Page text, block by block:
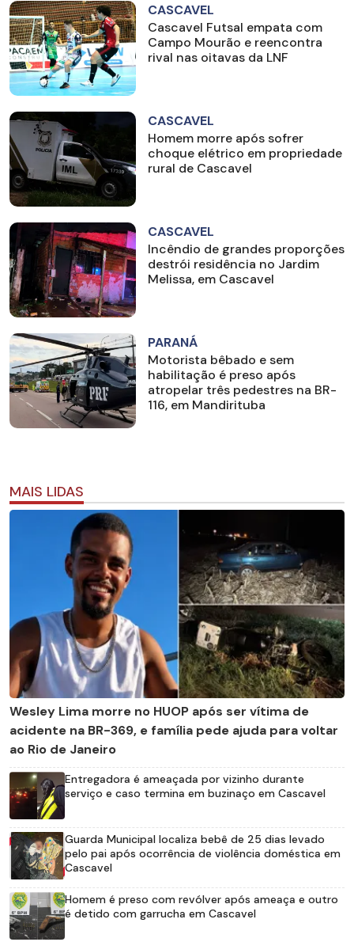
CASCAVEL
Cascavel Futsal empata com
Campo Mourão e reencontra
rival nas oitavas da LNF
CASCAVEL
Homem morre após sofrer
choque elétrico em propriedade
rural de Cascavel
CASCAVEL
Incêndio de grandes proporções
destrói residência no Jardim
Melissa, em Cascavel
PARANÁ
Motorista bêbado e sem
habilitação é preso após
atropelar três pedestres na BR-
116, em Mandirituba
MAIS LIDAS
Wesley Lima morre no HUOP após ser vítima de
acidente na BR-369, e família pede ajuda para voltar
ao Rio de Janeiro
Entregadora é ameaçada por vizinho durante
serviço e caso termina em buzinaço em Cascavel
Guarda Municipal localiza bebê de 25 dias levado
pelo pai após ocorrência de violência doméstica em
Cascavel
Homem é preso com revólver após ameaça e outro
é detido com garrucha em Cascavel